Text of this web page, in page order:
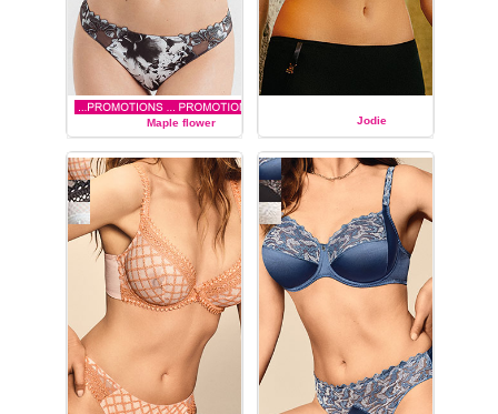
Maple flower
LOUISA BRACQ
Jodie
LOUISA BRACQ